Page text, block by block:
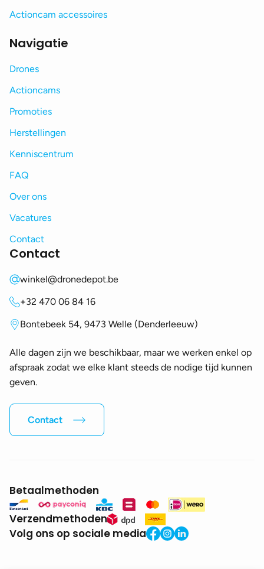
Actioncam accessoires
Navigatie
Drones
Actioncams
Promoties
Herstellingen
Kenniscentrum
FAQ
Over ons
Vacatures
Contact
Contact
winkel@dronedepot.be
+32 470 06 84 16
Bontebeek 54, 9473 Welle (Denderleeuw)
Alle dagen zijn we beschikbaar, maar we werken enkel op
afspraak zodat we elke klant steeds de nodige tijd kunnen
geven.
Contact
Betaalmethoden
Verzendmethoden
Volg ons op sociale media